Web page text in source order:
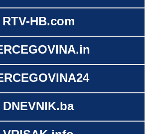
RTV-HB.com
DNEVNIK.ba